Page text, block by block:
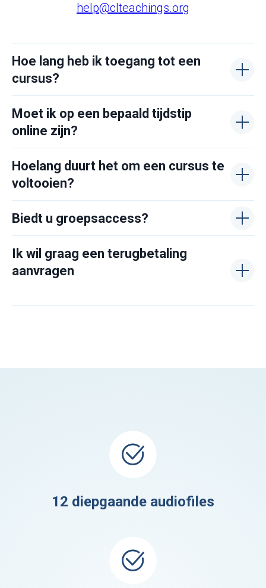
help@clteachings.org
Hoe lang heb ik toegang tot een
cursus?
Moet ik op een bepaald tijdstip
online zijn?
Hoelang duurt het om een cursus te
voltooien?
⁠Biedt u groepsaccess?
Ik wil graag een terugbetaling
aanvragen
12 diepgaande audiofiles